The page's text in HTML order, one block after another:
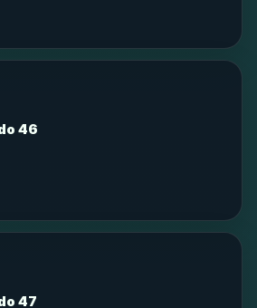
46
47